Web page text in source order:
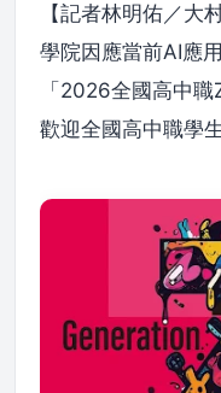
【記者林明佑／大
學院因應當前AI應
「2026全國高中
歡迎全國高中職學